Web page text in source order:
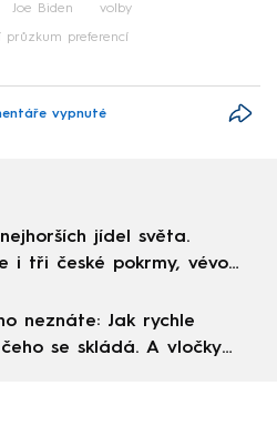
Joe Biden volby
průzkum preferencí
vypnuté
jídel světa.
i tři české pokrmy, vévodí
neznáte: Jak rychle
se skládá. A vločky